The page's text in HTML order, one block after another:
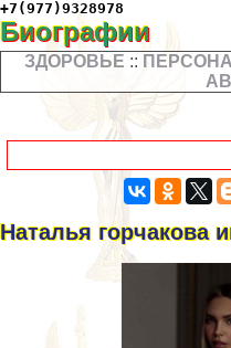
+7(977)9328978
Биографии
ЗДОРОВЬЕ ::
Наталья горчакова